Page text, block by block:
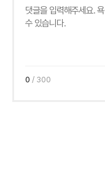
0 / 300